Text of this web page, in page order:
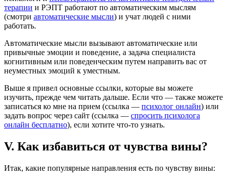
терапии и РЭПТ работают по автоматическим мыслям
(смотри автоматические мысли) и учат людей с ними
работать.
Автоматические мысли вызывают автоматические или
привычные эмоции и поведение, а задача специалиста
когнитивным или поведенческим путем направить вас от
неуместных эмоций к уместным.
Выше я привел основные ссылки, которые вы можете
изучить, прежде чем читать дальше. Если что — также можете
записаться ко мне на прием (ссылка — психолог онлайн) или
задать вопрос через сайт (ссылка — спросить психолога
онлайн бесплатно), если хотите что-то узнать.
V. Как избавиться от чувства вины?
Итак, какие популярные направления есть по чувству вины: